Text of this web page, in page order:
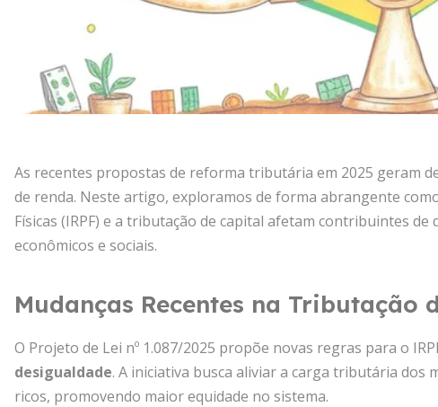
As recentes propostas de reforma tributária em 2025 geram
de renda. Neste artigo, exploramos de forma abrangente
Físicas (IRPF) e a tributação de capital afetam contribuintes
econômicos e sociais.
Mudanças Recentes na Tributação
O Projeto de Lei nº 1.087/2025 propõe novas regras para o
desigualdade. A iniciativa busca aliviar a carga tributária dos
ricos, promovendo maior equidade no sistema.